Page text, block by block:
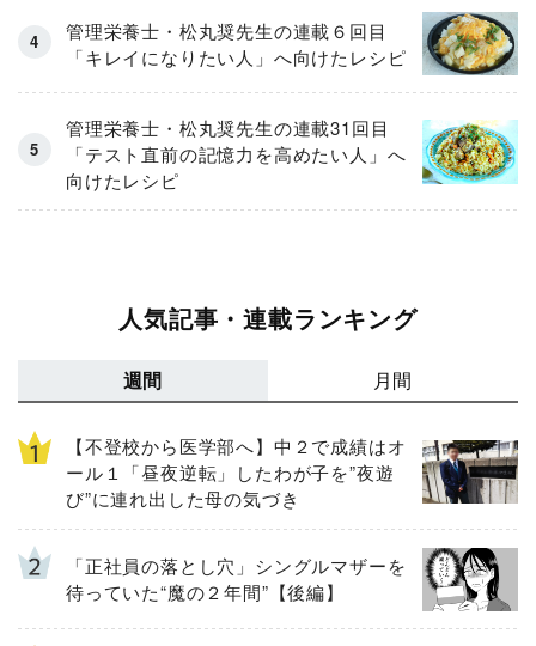
管理栄養士・松丸奨先生の連載６回目
「キレイになりたい人」へ向けたレシピ
管理栄養士・松丸奨先生の連載31回目
「テスト直前の記憶力を高めたい人」へ
向けたレシピ
人気記事・連載ランキング
週間 月間
【不登校から医学部へ】中２で成績はオ
ール１「昼夜逆転」したわが子を”夜遊
び”に連れ出した母の気づき
「正社員の落とし穴」シングルマザーを
待っていた“魔の２年間”【後編】